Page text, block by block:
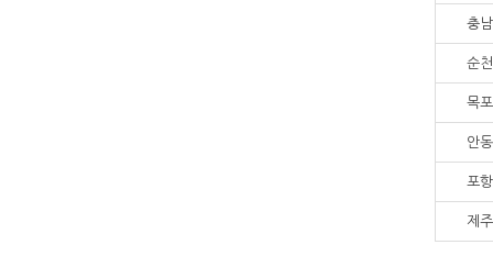
충
순
목
안
포
제